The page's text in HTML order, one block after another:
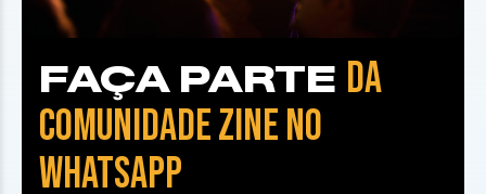
FAÇA PARTE DA
COMUNIDADE ZINE NO
WHATSAPP